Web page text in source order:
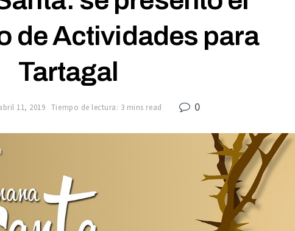
de Actividades para
Tartagal
11, 2019 Tiempo de lectura: 3 mins read 0